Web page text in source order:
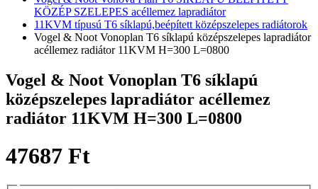
KÖZÉP SZELEPES acéllemez lapradiátor
11KVM típusú T6 síklapú,beépített középszelepes radiátorok
Vogel & Noot Vonoplan T6 síklapú középszelepes lapradiátor
acéllemez radiátor 11KVM H=300 L=0800
Vogel & Noot Vonoplan T6 síklapú
középszelepes lapradiátor acéllemez
radiátor 11KVM H=300 L=0800
47687 Ft